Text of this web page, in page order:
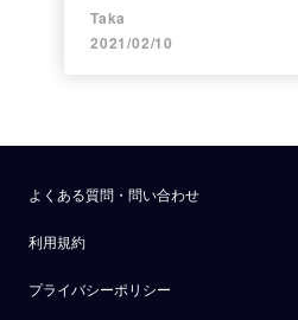
Taka
2021/02/10
よくある質問・問い合わせ
利用規約
プライバシーポリシー